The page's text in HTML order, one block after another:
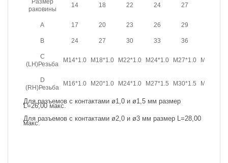
раковины
14 18 22 24 27
A 17 20 23 26 29
B 24 27 30 33 36
C
(LH)Резьба
M14*1.0 M18*1.0 M22*1.0 M24*1.0 M27*1.0 M30*1.0
D
(RH)Резьба
M16*1.0 M20*1.0 M24*1.0 M27*1.5 M30*1.5 M33*1.5
Для разъемов с контактами ø1,0 и ø1,5 мм размер
L=26,00 макс.
Для разъемов с контактами ø2,0 и ø3 мм размер L=28,00
макс.